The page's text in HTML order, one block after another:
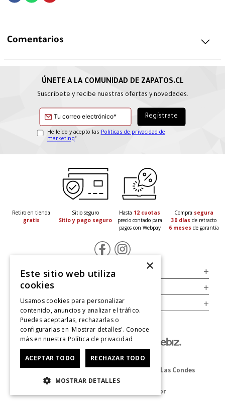
Comentarios
Suscríbete y recibe nuestras ofertas y novedades.
He leído y acepto las Políticas de privacidad de
marketing*
Retiro en tienda
gratis
Sitio seguro
Sitio y pago seguro
Hasta 12 cuotas
precio contado para
pagos con Webpay
Compra segura
30 días de retracto
6 meses de garantía
Servicio al Consumidor +
Legal +
Cuenta +
Dirección Oficina: Av. Las Condes #11281 - Las Condes
Revisa nuestras tiendas
© 2025 Zapatos derechos de autor
×
Este sitio web utiliza
cookies
Usamos cookies para personalizar
contenido, anuncios y analizar el tráfico.
Puedes aceptarlas, rechazarlas o
configurarlas en 'Mostrar detalles'. Conoce
más en nuestra Política de privacidad
ACEPTAR TODO RECHAZAR TODO
MOSTRAR DETALLES